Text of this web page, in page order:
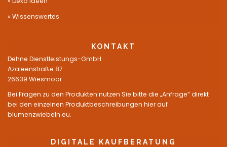
Wissenswertes
KONTAKT
Dehne Dienstleistungs-GmbH
Azaleenstraße 87
26639 Wiesmoor
Bei Fragen zu den Produkten nutzen Sie bitte die „Anfrage“ direkt
bei den einzelnen Produktbeschreibungen hier auf
blumenzwiebeln.eu.
DIGITALE KAUFBERATUNG